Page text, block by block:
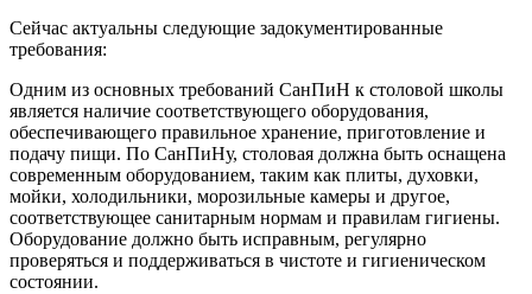
Сейчас актуальны следующие задокументированные
требования:
Одним из основных требований СанПиН к столовой школы
является наличие соответствующего оборудования,
обеспечивающего правильное хранение, приготовление и
подачу пищи. По СанПиНу, столовая должна быть оснащена
современным оборудованием, таким как плиты, духовки,
мойки, холодильники, морозильные камеры и другое,
соответствующее санитарным нормам и правилам гигиены.
Оборудование должно быть исправным, регулярно
проверяться и поддерживаться в чистоте и гигиеническом
состоянии.